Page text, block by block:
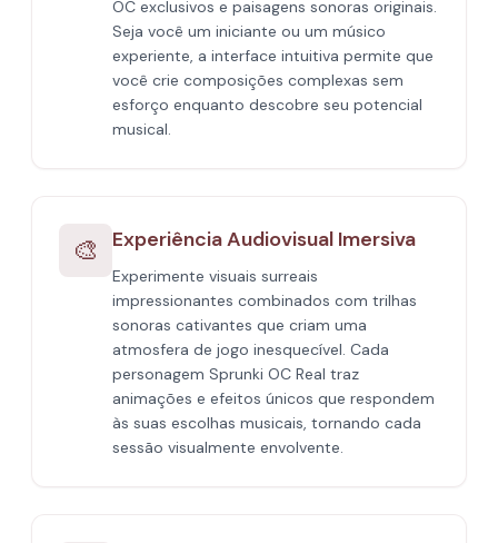
OC exclusivos e paisagens sonoras originais.
Seja você um iniciante ou um músico
experiente, a interface intuitiva permite que
você crie composições complexas sem
esforço enquanto descobre seu potencial
musical.
🎨 Experiência Audiovisual Imersiva
Experimente visuais surreais
impressionantes combinados com trilhas
sonoras cativantes que criam uma
atmosfera de jogo inesquecível. Cada
personagem Sprunki OC Real traz
animações e efeitos únicos que respondem
às suas escolhas musicais, tornando cada
sessão visualmente envolvente.